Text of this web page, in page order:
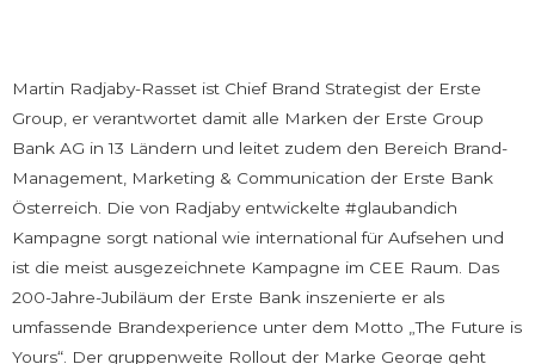
Martin Radjaby-Rasset ist Chief Brand Strategist der Erste
Group, er verantwortet damit alle Marken der Erste Group
Bank AG in 13 Ländern und leitet zudem den Bereich Brand-
Management, Marketing & Communication der Erste Bank
Österreich. Die von Radjaby entwickelte #glaubandich
Kampagne sorgt national wie international für Aufsehen und
ist die meist ausgezeichnete Kampagne im CEE Raum. Das
200-Jahre-Jubiläum der Erste Bank inszenierte er als
umfassende Brandexperience unter dem Motto „The Future is
Yours“. Der gruppenweite Rollout der Marke George geht